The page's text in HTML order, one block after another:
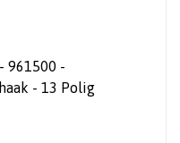
Fietsendrager - FIX4BIKE trekhaak - 13 Polig